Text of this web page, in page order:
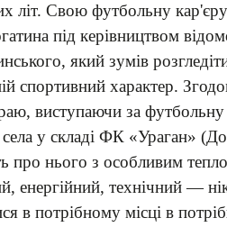
літ. Свою футбольну
під керівництвом
який зумів
спортивний характер.
виступаючи за
села у складі ФК «Ураган»
про нього з особливим
енергійний, технічний —
в потрібному місці в